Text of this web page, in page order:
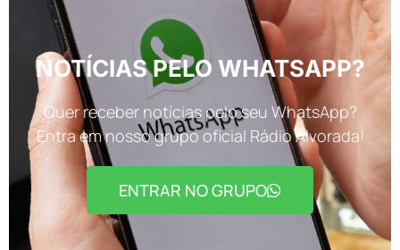
NOTÍCIAS PELO WHATSAPP?
Quer receber notícias pelo seu WhatsApp?
Entra em nosso grupo oficial Rádio Alvorada!
ENTRAR NO GRUPO